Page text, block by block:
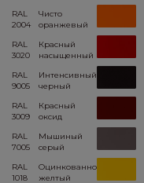
RAL
2004
Чисто
оранжевый
RAL
3020
Красный
насыщенный
RAL
9005
Интенсивный
черный
RAL
3009
Красный
оксид
RAL
7005
Мышиный
серый
RAL
1018
Оцинкованно
желтый